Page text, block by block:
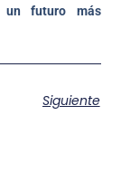
un futuro más
Siguiente